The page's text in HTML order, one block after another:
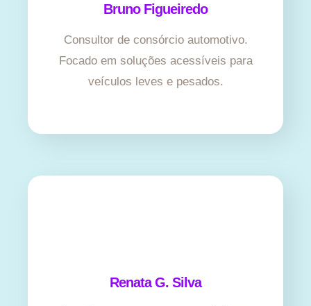
Bruno Figueiredo
Consultor de consórcio automotivo.
Focado em soluções acessíveis para
veículos leves e pesados.
Renata G. Silva